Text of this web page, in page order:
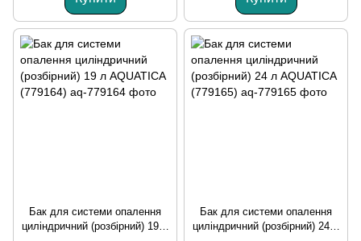
Бак для системи опалення
циліндричний (розбірний) 19 л
Бак для системи опалення
циліндричний (розбірний) 24 л